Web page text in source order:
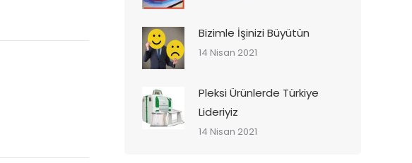
Bizimle İşinizi Büyütün
14 Nisan 2021
Pleksi Ürünlerde Türkiye
Lideriyiz
14 Nisan 2021